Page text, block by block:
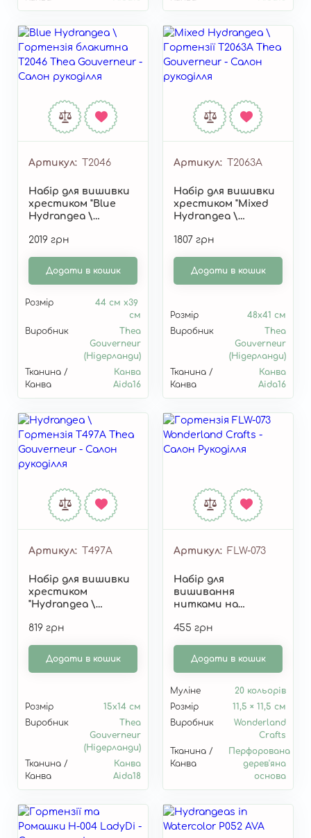
Артикул T2046
Набір для вишивки
хрестиком "Blue
Hydrangea \
блакитна" T2046
2019 грн
Додати в кошик
Розмір
44 см x39
см
Виробник
Thea
Gouverneur
(Нідерланди)
Тканина /
Канва
Канва
Aida16
Артикул T2063A
Набір для вишивки
хрестиком "Mixed
Hydrangea \
1807 грн
Додати в кошик
Розмір
48х41 см
Виробник
Thea
Gouverneur
(Нідерланди)
Тканина /
Канва
Канва
Aida16
Артикул T497A
Набір для вишивки
хрестиком
"Hydrangea \
819 грн
Додати в кошик
Розмір
15х14 см
Виробник
Thea
Gouverneur
(Нідерланди)
Тканина /
Канва
Канва
Aida18
Артикул FLW-073
Набір для
вишивання
нитками на
перфорованій
FLW-073
455 грн
Додати в кошик
Муліне
20 кольорів
Розмір
11,5 × 11,5 см
Виробник
Wonderland
Crafts
Тканина /
Канва
Перфорована
дерев'яна
основа